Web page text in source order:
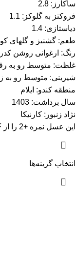
ساکارز: 2.8
فروکتز به گلوکز: 1.1
دیاستازی: 1.4
طعم: گشنیز و گلهای
رنگ: ارغوانی روشن
غلظت: متوسط رو به
شیرینی: متوسط رو به
منطقه کندو: ایلام
سال برداشت: 1403
نژاد زنبور: کارنیکا
این عسل نمره +2 را از UHF دریافت نموده است.
انتخاب گزینه‌ها